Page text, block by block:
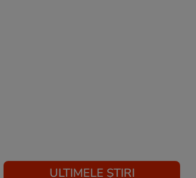
ULTIMELE ȘTIRI